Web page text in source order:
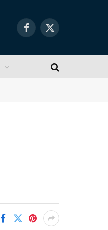
Facebook
X